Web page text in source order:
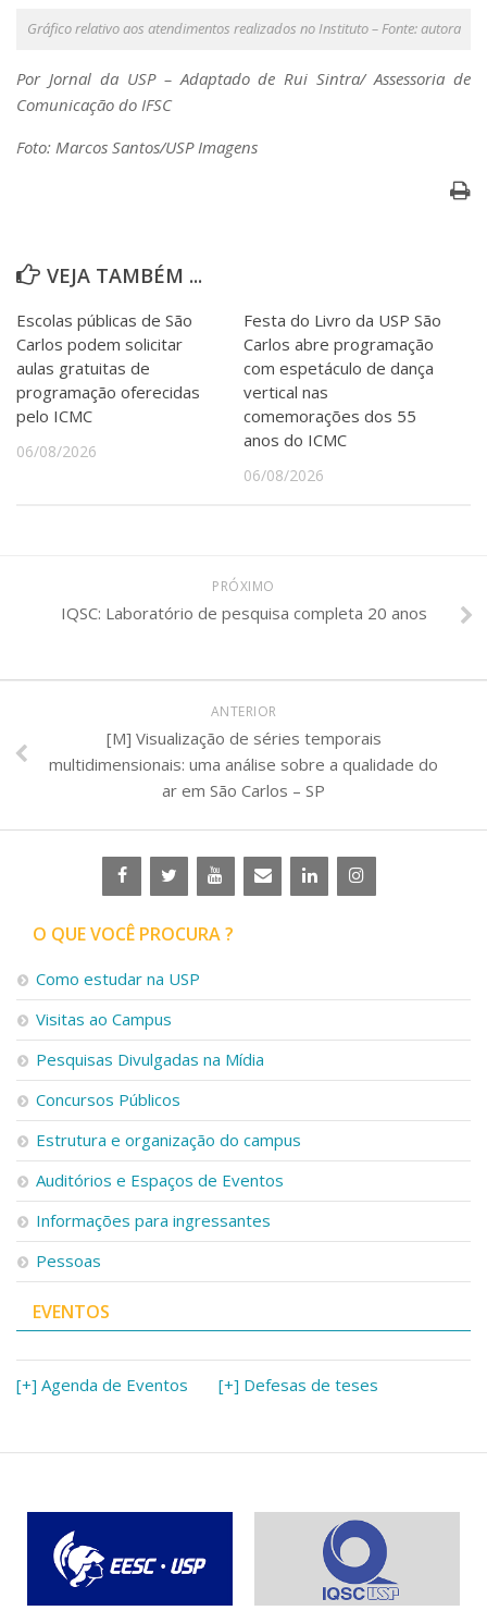
Gráfico relativo aos atendimentos realizados no Instituto – Fonte: autora
Por Jornal da USP – Adaptado de Rui Sintra/ Assessoria de
Comunicação do IFSC
Foto: Marcos Santos/USP Imagens
VEJA TAMBÉM ...
Escolas públicas de São
Carlos podem solicitar
aulas gratuitas de
programação oferecidas
pelo ICMC
06/08/2026
Festa do Livro da USP São
Carlos abre programação
com espetáculo de dança
vertical nas
comemorações dos 55
anos do ICMC
06/08/2026
PRÓXIMO
IQSC: Laboratório de pesquisa completa 20 anos
ANTERIOR
[M] Visualização de séries temporais
multidimensionais: uma análise sobre a qualidade do
ar em São Carlos – SP
O QUE VOCÊ PROCURA ?
Como estudar na USP
Visitas ao Campus
Pesquisas Divulgadas na Mídia
Concursos Públicos
Estrutura e organização do campus
Auditórios e Espaços de Eventos
Informações para ingressantes
Pessoas
EVENTOS
[+] Agenda de Eventos [+] Defesas de teses